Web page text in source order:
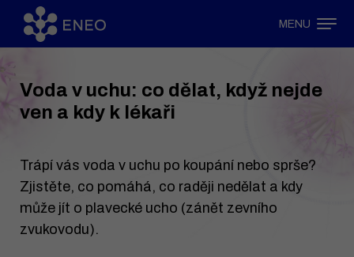
MENU
Voda v uchu: co dělat, když nejde
ven a kdy k lékaři
Trápí vás voda v uchu po koupání nebo sprše?
Zjistěte, co pomáhá, co raději nedělat a kdy
může jít o plavecké ucho (zánět zevního
zvukovodu).